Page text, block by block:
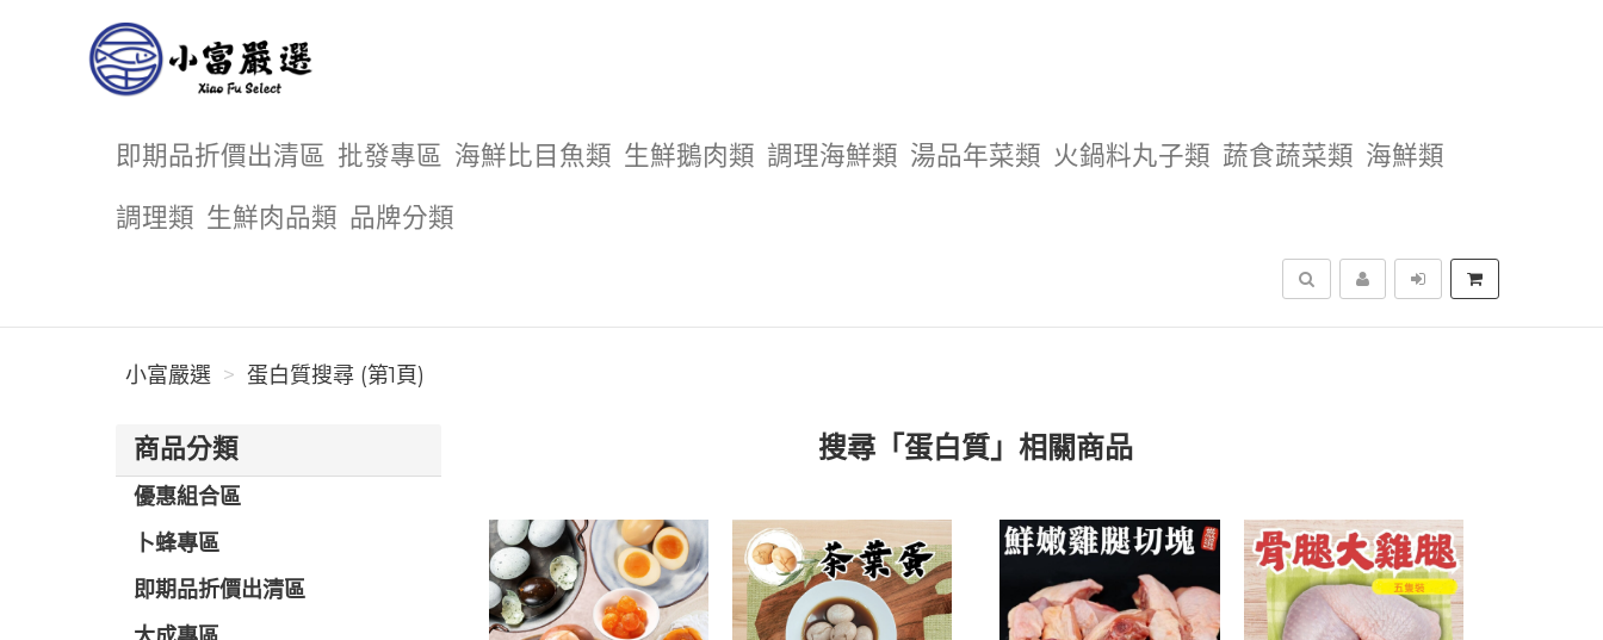
即期品折價出清區 批發專區 海鮮比目魚類 生鮮鵝肉類 調理海鮮類 湯品年菜類 火鍋料丸子類 蔬食蔬菜類 海鮮類
調理類 生鮮肉品類 品牌分類
搜尋
小富嚴選 蛋白質搜尋 (第1頁)
商品分類
優惠組合區
卜蜂專區
即期品折價出清區
搜尋「蛋白質」相關商品